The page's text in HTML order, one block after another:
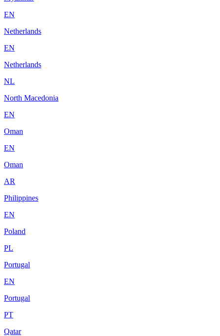
EN
Netherlands
EN
Netherlands
NL
North Macedonia
EN
Oman
EN
Oman
AR
Philippines
EN
Poland
PL
Portugal
EN
Portugal
PT
Qatar